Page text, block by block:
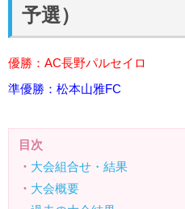
予選）
優勝：AC長野パルセイロ
準優勝：松本山雅FC
目次
・ 大会組合せ・結果
・ 大会概要